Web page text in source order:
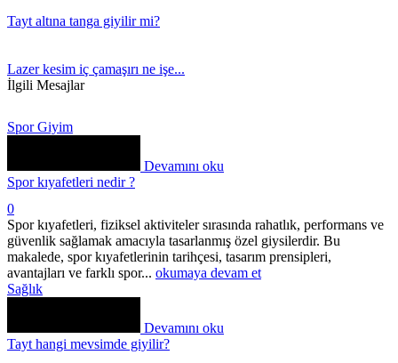
Tayt altına tanga giyilir mi?
Lazer kesim iç çamaşırı ne işe...
İlgili Mesajlar
Spor Giyim
Devamını oku
Spor kıyafetleri nedir ?
0
Spor kıyafetleri, fiziksel aktiviteler sırasında rahatlık, performans ve
güvenlik sağlamak amacıyla tasarlanmış özel giysilerdir. Bu
makalede, spor kıyafetlerinin tarihçesi, tasarım prensipleri,
avantajları ve farklı spor... okumaya devam et
Sağlık
Devamını oku
Tayt hangi mevsimde giyilir?